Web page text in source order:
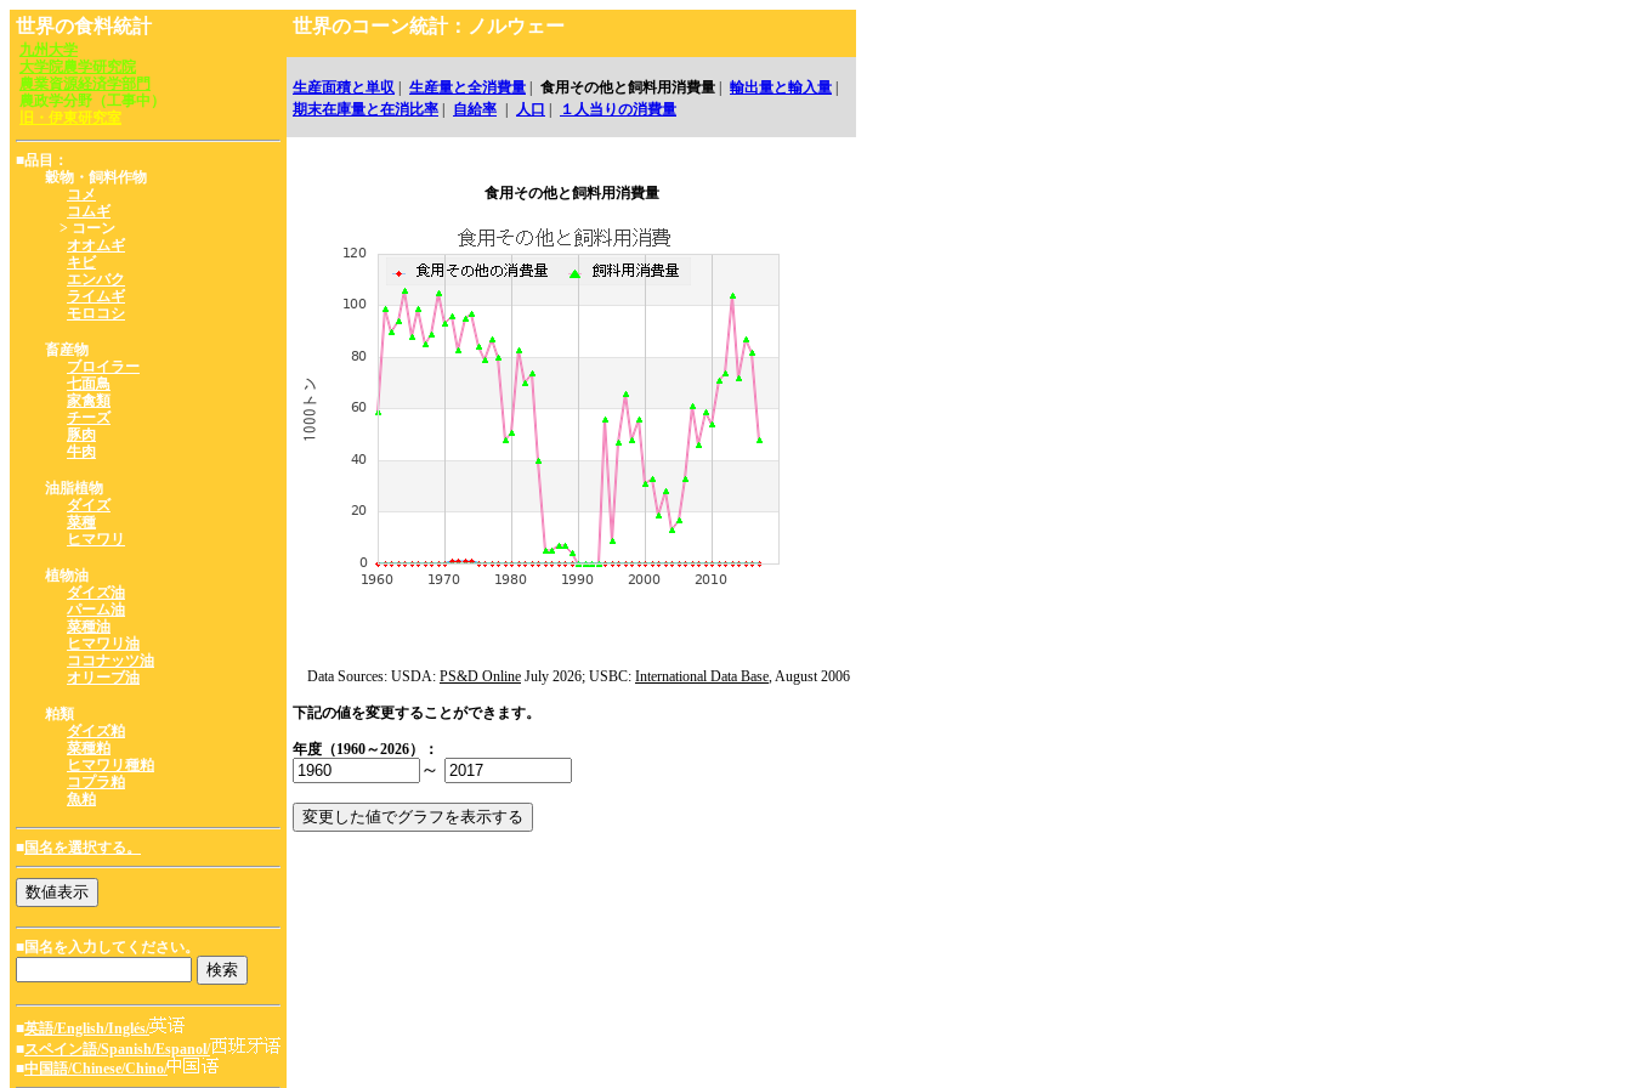
世界の食料統計
九州大学
大学院農学研究院
農業資源経済学部門
農政学分野（工事中）
旧・伊東研究室
■品目：
穀物・飼料作物
コメ
コムギ
> コーン
オオムギ
キビ
エンバク
ライムギ
モロコシ
畜産物
ブロイラー
七面鳥
家禽類
チーズ
豚肉
牛肉
油脂植物
ダイズ
菜種
ヒマワリ
植物油
ダイズ油
パーム油
菜種油
ヒマワリ油
ココナッツ油
オリーブ油
粕類
ダイズ粕
菜種粕
ヒマワリ種粕
コプラ粕
魚粕
■国名を選択する。
■国名を入力してください。
■英語/English/Inglés/
■スペイン語/Spanish/Espanol/
■中国語/Chinese/Chino/
世界のコーン統計：ノルウェー
生産面積と単収 生産量と全消費量 食用その他と飼料用消費量 輸出量と輸入量
期末在庫量と在消比率
自給率 人口 １人当りの消費量
食用その他と飼料用消費量
Data Sources: USDA: PS&D Online July 2026; USBC: International Data Base, August 2006
下記の値を変更することができます。
年度（1960～2026）：
～